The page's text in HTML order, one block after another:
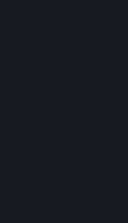
Vous serez informé par e-mail de
limites de solde et d'utilisation du
dans les 60 (soixante) jours
vigueur de cette modification. La
votre Compte Steam plus de
après l'entrée en vigueur de ces
acceptation de votre part de
modifications. Si vous n'acceptez
votre seul recours consiste à
Dans ce cas, Valve ne sera en
rembourser les crédits restant
Vous pouvez utiliser le Porte-
commander des Souscriptions, y
commandes in-game
Porte-monnaie Steam, et acheter
la Section 3.I, les fonds versés
sont ni remboursables ni
constituent aucun droit de
aucune valeur en dehors de
utilisés que pour commander des
contenu associé via Steam
applications proposés sur le
Marché de Souscriptions Steam)
du Porte-monnaie Steam n'ont
ne peuvent pas être échangés
du Porte-monnaie Steam
peuvent être transférés aux